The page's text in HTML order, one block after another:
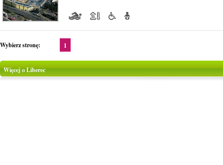
Wybierz stronę: 1
Więcej o Liberec